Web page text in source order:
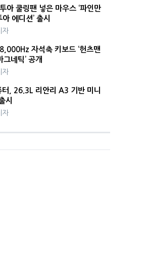
아 쿨링팬 넣은 마우스 ‘파인만
에디션’ 출시
자
자석축 키보드 ‘헌츠맨
그네틱’ 공개
자
터, 26.3L 리안리 A3 기반 미니
시
자